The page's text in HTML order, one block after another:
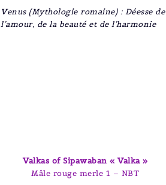
Venus (Mythologie romaine) : Déesse de
l’amour, de la beauté et de l’harmonie
Valkas of Sipawaban « Valka »
Mâle rouge merle 1 – NBT